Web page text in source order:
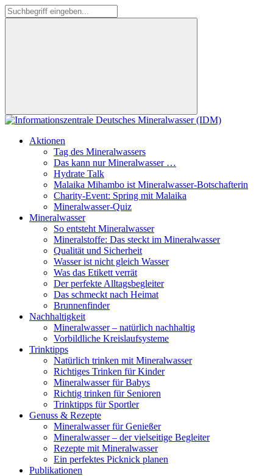
Aktionen
Tag des Mineralwassers
Das kann nur Mineralwasser …
Hydrate Talk
Malaika Mihambo ist Mineralwasser-Botschafterin
Charity-Event: Spring mit Malaika
Mineralwasser-Quiz
Mineralwasser
So entsteht Mineralwasser
Mineralstoffe: Das steckt im Mineralwasser
Qualität und Sicherheit
Wasser ist nicht gleich Wasser
Was das Etikett verrät
Der perfekte Alltagsbegleiter
Das schmeckt nach Heimat
Brunnenfinder
Nachhaltigkeit
Mineralwasser – natürlich nachhaltig
Vorbildliche Kreislaufsysteme
Trinktipps
Natürlich trinken mit Mineralwasser
Richtiges Trinken für Kinder
Mineralwasser für Babys
Richtig trinken für Senioren
Trinktipps für Sportler
Genuss & Rezepte
Mineralwasser für Genießer
Mineralwasser – der vielseitige Begleiter
Rezepte mit Mineralwasser
Ein perfektes Picknick planen
Publikationen